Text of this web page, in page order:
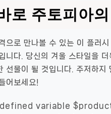
로 주토피아
으로 만나볼 수 있는 이 플러
니다. 당신의 겨울 스타일을
선물이 될 것입니다. 주저하
어보세요!
variable